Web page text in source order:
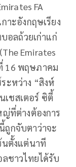
FA
าะอังกฤษเรียง
อลถ้วยเก่าแก่
Emirates
16 พฤษภาคม
ะหว่าง “สิงห์
เชสเตอร์ ซิตี้
ที่ต่างต้องการ
ถูกจับตาว่าจะ
นตั้งแต่นาที
ชาวไทยได้รับ